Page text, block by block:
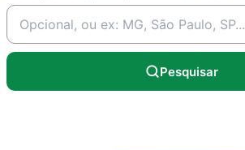
Pesquisar